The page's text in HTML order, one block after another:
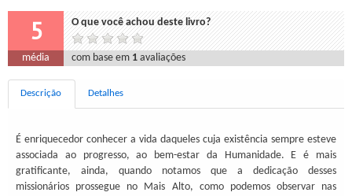
5 O que você achou deste livro?
média com base em 1 avaliações
Descrição Detalhes
É enriquecedor conhecer a vida daqueles cuja existência sempre esteve
associada ao progresso, ao bem-estar da Humanidade. E é mais
gratificante, ainda, quando notamos que a dedicação desses
missionários prossegue no Mais Alto, como podemos observar nas